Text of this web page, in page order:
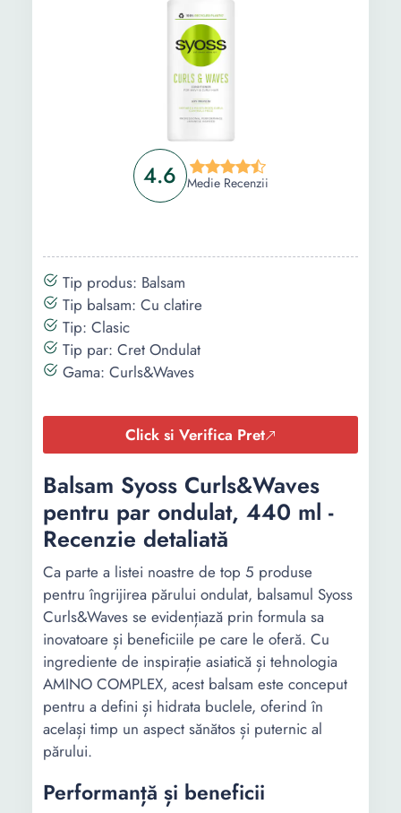
4.6 Medie Recenzii
Tip produs: Balsam
Tip balsam: Cu clatire
Tip: Clasic
Tip par: Cret Ondulat
Gama: Curls&Waves
Click si Verifica Pret
Balsam Syoss Curls&Waves
pentru par ondulat, 440 ml -
Recenzie detaliată
Ca parte a listei noastre de top 5 produse
pentru îngrijirea părului ondulat, balsamul Syoss
Curls&Waves se evidențiază prin formula sa
inovatoare și beneficiile pe care le oferă. Cu
ingrediente de inspirație asiatică și tehnologia
AMINO COMPLEX, acest balsam este conceput
pentru a defini și hidrata buclele, oferind în
același timp un aspect sănătos și puternic al
părului.
Performanță și beneficii
Intrebari Frecvente